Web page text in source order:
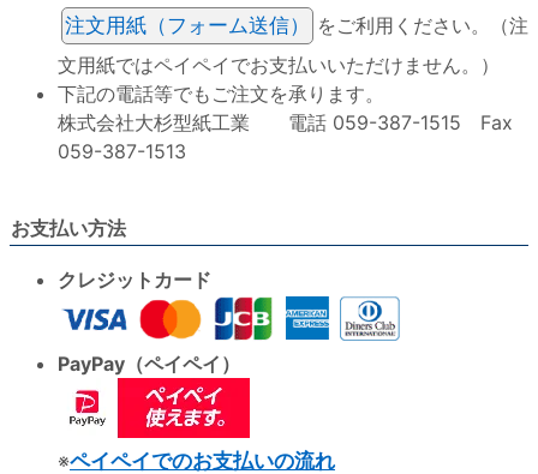
注文用紙（フォーム送信）
をご利用ください。（注
文用紙ではペイペイでお支払いいただけません。）
下記の電話等でもご注文を承ります。
株式会社大杉型紙工業 電話 059-387-1515 Fax
059-387-1513
お支払い方法
クレジットカード
PayPay（ペイペイ）
※ペイペイでのお支払いの流れ